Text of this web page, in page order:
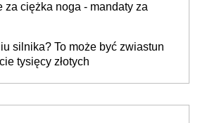
za ciężka noga - mandaty za
silnika? To może być zwiastun
tysięcy złotych